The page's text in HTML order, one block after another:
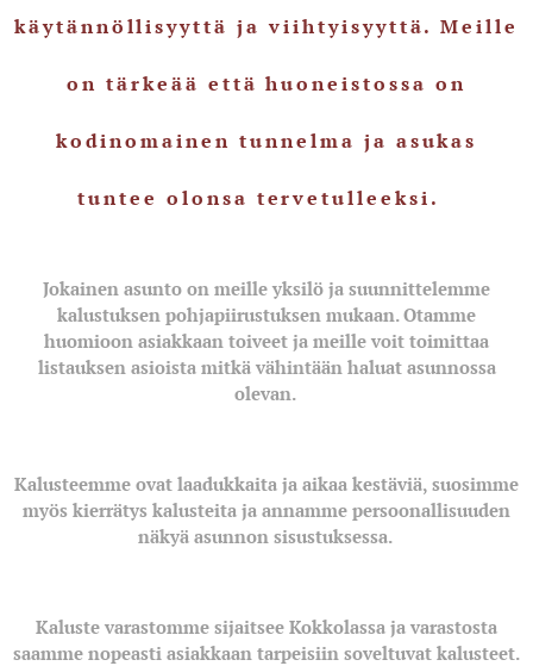
käytännöllisyyttä ja viihtyisyyttä. Meille
on tärkeää että huoneistossa on
kodinomainen tunnelma ja asukas
tuntee olonsa tervetulleeksi.
Jokainen asunto on meille yksilö ja suunnittelemme
kalustuksen pohjapiirustuksen mukaan. Otamme
huomioon asiakkaan toiveet ja meille voit toimittaa
listauksen asioista mitkä vähintään haluat asunnossa
olevan.
Kalusteemme ovat laadukkaita ja aikaa kestäviä, suosimme
myös kierrätys kalusteita ja annamme persoonallisuuden
näkyä asunnon sisustuksessa.
Kaluste varastomme sijaitsee Kokkolassa ja varastosta
saamme nopeasti asiakkaan tarpeisiin soveltuvat kalusteet.